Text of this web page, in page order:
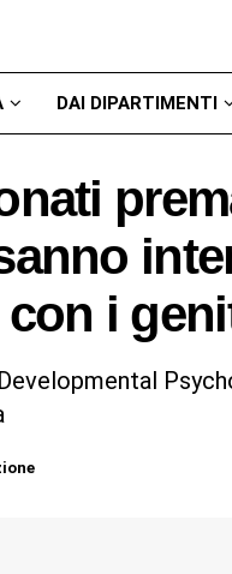
DAI DIPARTIMENTI
i